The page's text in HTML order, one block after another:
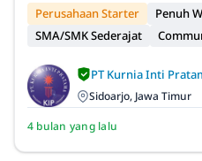
Perusahaan Starter
Penuh
SMA/SMK Sederajat
PT Kurnia Inti
Sidoarjo, Jawa Timur
4 bulan yang lalu